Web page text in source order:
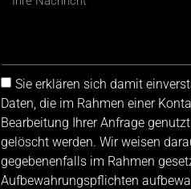
Sie erklären sich damit
Daten, die im Rahmen einer
Bearbeitung Ihrer Anfrage
gelöscht werden. Wir weisen
gegebenenfalls im Rahmen
Aufbewahrungspflichten